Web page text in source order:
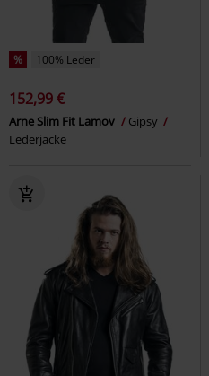
% 100% Leder
152,99 €
Arne Slim Fit Lamov
Gipsy
Lederjacke